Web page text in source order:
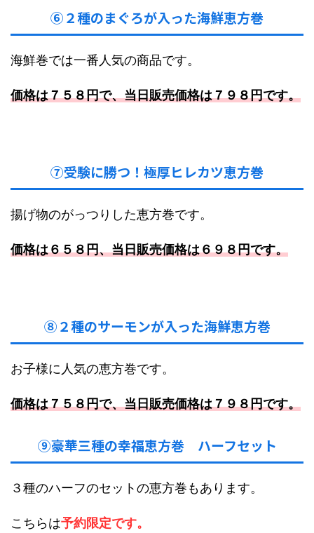
⑥２種のまぐろが入った海鮮恵方巻
海鮮巻では一番人気の商品です。
価格は７５８円で、当日販売価格は７９８円です。
⑦受験に勝つ！極厚ヒレカツ恵方巻
揚げ物のがっつりした恵方巻です。
価格は６５８円、当日販売価格は６９８円です。
⑧２種のサーモンが入った海鮮恵方巻
お子様に人気の恵方巻です。
価格は７５８円で、当日販売価格は７９８円です。
⑨豪華三種の幸福恵方巻 ハーフセット
３種のハーフのセットの恵方巻もあります。
こちらは予約限定です。